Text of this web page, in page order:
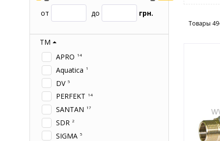
от до грн.
ТМ
APRO
14
Aquatica 1
DV 5
PERFEKT 14
SANTAN 17
SDR 2
SIGMA 5
Товары